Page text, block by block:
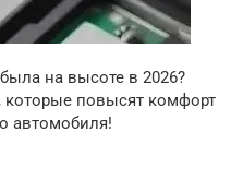
на высоте в 2026?
которые повысят комфорт
автомобиля!